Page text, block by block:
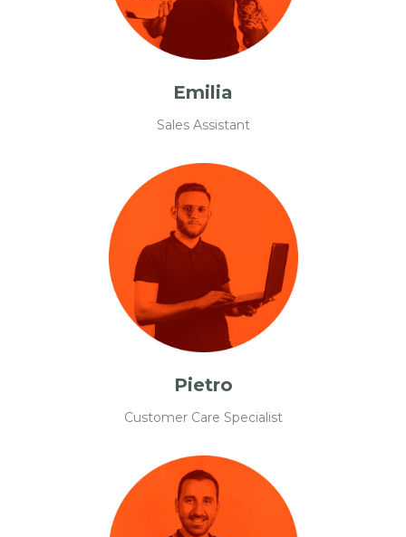
Emilia
Sales Assistant
Pietro
Customer Care Specialist